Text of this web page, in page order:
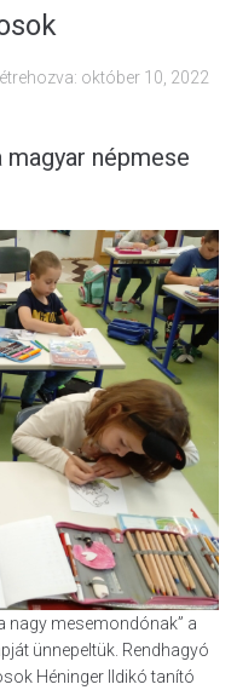
Létrehozva: október 10, 2022
magyar népmese
nagy mesemondónak” a
ünnepeltük. Rendhagyó
Héninger Ildikó tanító